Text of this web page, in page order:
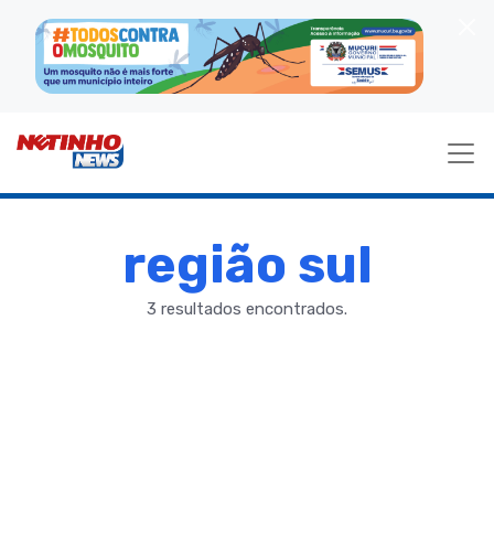
região sul
3 resultados encontrados.